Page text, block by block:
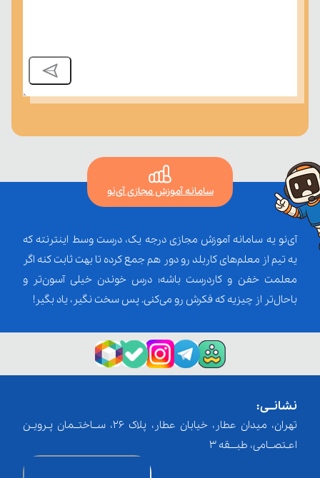
سامانه آموزش مجازی آی‌نو
آی‌نو یه سامانه آموزش مجازی درجه یک، درست وسط اینترنته که
یه تیم از معلم‌‌های کاربلد رو دور هم جمع کرده تا بهت ثابت کنه اگر
معلمت خفن و کاردرست باشه؛ درس خوندن خیلی آسون‌تر و
باحال‌تر از چیزیه که فکرش رو می‌کنی. پس سخت نگیر، یاد بگیر!
نشانــی:
تهران، میدان عطار، خیابان عطار، پلاک 26، ســاختــمان پـرویـن
اعـتصــامی، طبـــقه 3